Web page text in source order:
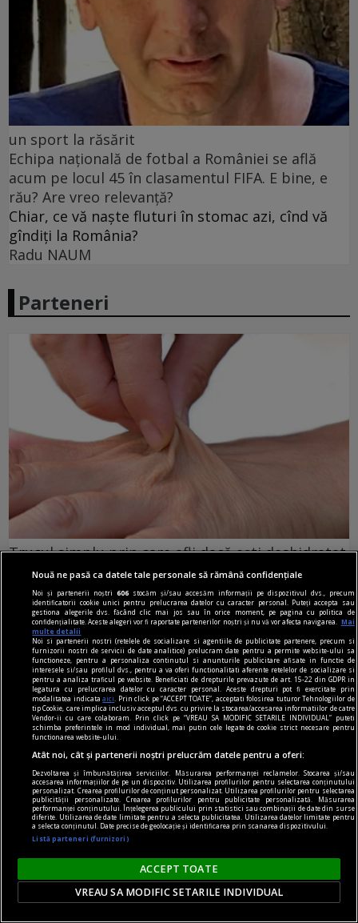
un sport la răsărit
Echipa națională de fotbal a României se află
acum pe locul 45 în clasamentul FIFA. E bine, e
rău? Are vreo relevanță?
Chiar, ce vă naște fluturi în stomac azi, cînd vă
gîndiți la România?
Radu NAUM
Parteneri
Trucul simplu prin care afli dacă eşti deshidratat.
Medicul explică
Organismul reacţionează în moduri diverse în
momentul în care este deshidratat. Vara,
pericolul deshidratării este mai mare, din cauza
căldurii şi a transpiraţiei mai abundente.
Grecia, sub lupa autorităților. Ce descoperiri au
Nouă ne pasă ca datele tale personale să rămână confidențiale
Noi și partenerii noștri606 stocăm și/sau accesăm informații pe dispozitivul dvs., precum
identificatorii cookie unici pentru prelucrarea datelor cu caracter personal. Puteți accepta sau
gestiona alegerile dvs. făcând clic mai jos sau în orice moment, pe pagina cu politica de
confidențialitate. Aceste alegeri vor fi raportate partenerilor noștri și nu vă vor afecta navigarea.
Mai
multe detalii
Noi si partenerii nostri (retelele de socializare si agentiile de publicitate partenere, precum si
furnizorii nostri de servicii de date analitice) prelucram date pentru a permite website-ului sa
functioneze, pentru a personaliza continutul si anunturile publicitare afisate in functie de
interesele si/sau profilul dvs., pentru a va oferi functionalitati aferente retelelor de socializare si
pentru a analiza traficul pe website. Beneficiati de drepturile prevazute de art. 15-22 din GDPR in
legatura cu prelucrarea datelor cu caracter personal. Aceste drepturi pot fi exercitate prin
modalitatea indicataaici
. Prin click pe “ACCEPT TOATE”, acceptati folosirea tuturor Tehnologiilor de
tip Cookie, care implica inclusiv acceptul dvs. cu privire la stocarea/accesarea informatiilor de catre
Vendor-ii cu care colaboram. Prin click pe “VREAU SA MODIFIC SETARILE INDIVIDUAL” puteti
schimba preferintele in mod individual, mai putin cele legate de cookie strict necesare pentru
functionarea website-ului.
Atât noi, cât și partenerii noștri prelucrăm datele pentru a oferi:
Dezvoltarea și îmbunătățirea serviciilor. Măsurarea performanței reclamelor. Stocarea și/sau
accesarea informațiilor de pe un dispozitiv. Utilizarea profilurilor pentru selectarea conținutului
personalizat. Crearea profilurilor de conținut personalizat. Utilizarea profilurilor pentru selectarea
publicității personalizate. Crearea profilurilor pentru publicitate personalizată. Măsurarea
performanței conținutului. Înțelegerea publicului prin statistici sau combinații de date din surse
diferite. Utilizarea de date limitate pentru a selecta publicitatea. Utilizarea datelor limitate pentru
a selecta conținutul. Date precise de geolocație și identificarea prin scanarea dispozitivului.
Listă parteneri (furnizori)
ACCEPT TOATE
VREAU SA MODIFIC SETARILE INDIVIDUAL